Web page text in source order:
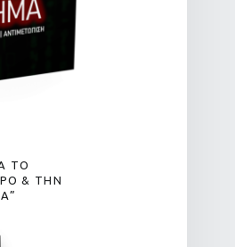
ΤΟ
& ΤΗΝ